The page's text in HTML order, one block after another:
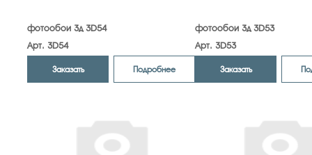
фотообои 3д 3D54
Арт. 3D54
Заказать Подробнее
фотообои 3д 3D53
Арт. 3D53
Заказать